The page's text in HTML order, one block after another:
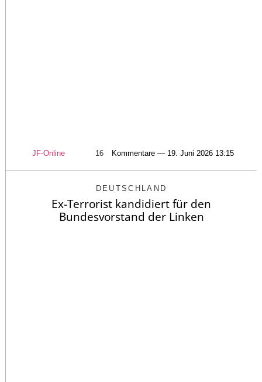
JF-Online 16 Kommentare — 19. Juni 2026 13:15
DEUTSCHLAND
Ex-Terrorist kandidiert für den
Bundesvorstand der Linken